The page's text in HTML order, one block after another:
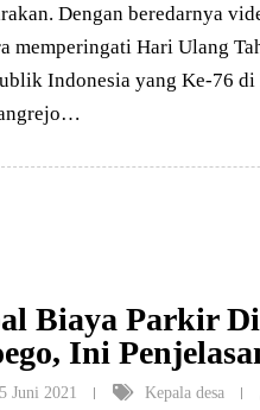
Dengan beredarnya
memperingati Hari Ulang
Indonesia yang Ke-76 di
Biaya Parkir
Ini
Juni 2021 Kepala desa